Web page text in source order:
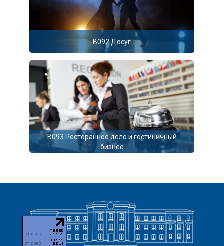
B092 Досуг
B093 Ресторанное дело и гостиничный
бизнес